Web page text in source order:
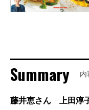
Summary 内
藤井恵さん 上田淳